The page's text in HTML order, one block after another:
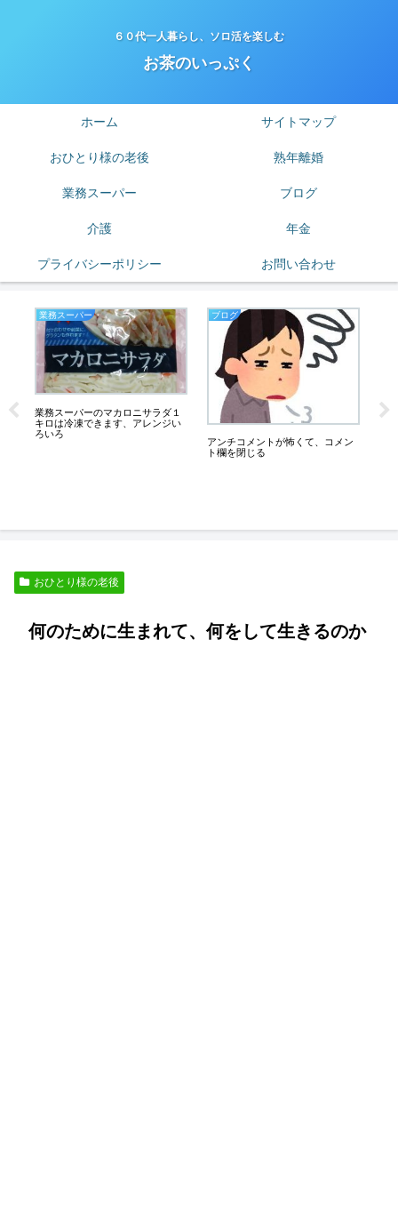
６０代一人暮らし、ソロ活を楽しむ
お茶のいっぷく
ホーム サイトマップ
おひとり様の老後 熟年離婚
業務スーパー ブログ
介護 年金
プライバシーポリシー お問い合わせ
業務スーパー
業務スーパーのマカロニサラダ１
キロは冷凍できます、アレンジい
ろいろ
ブログ
アンチコメントが怖くて、コメン
ト欄を閉じる
６
おひとり様の老後
何のために生まれて、何をして生きるのか